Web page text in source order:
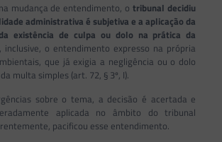
mudança de entendimento, o tribunal decidiu
administrativa é subjetiva e a aplicação da
existência de culpa ou dolo na prática da
inclusive, o entendimento expresso na própria
que já exigia a negligência ou o dolo
multa simples (art. 72, § 3º, I).
sobre o tema, a decisão é acertada e
aplicada no âmbito do tribunal
pacificou esse entendimento.